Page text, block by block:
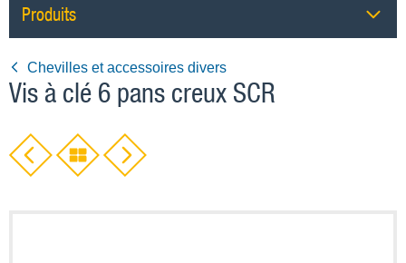
Produits
Chevilles et accessoires divers
Vis à clé 6 pans creux SCR